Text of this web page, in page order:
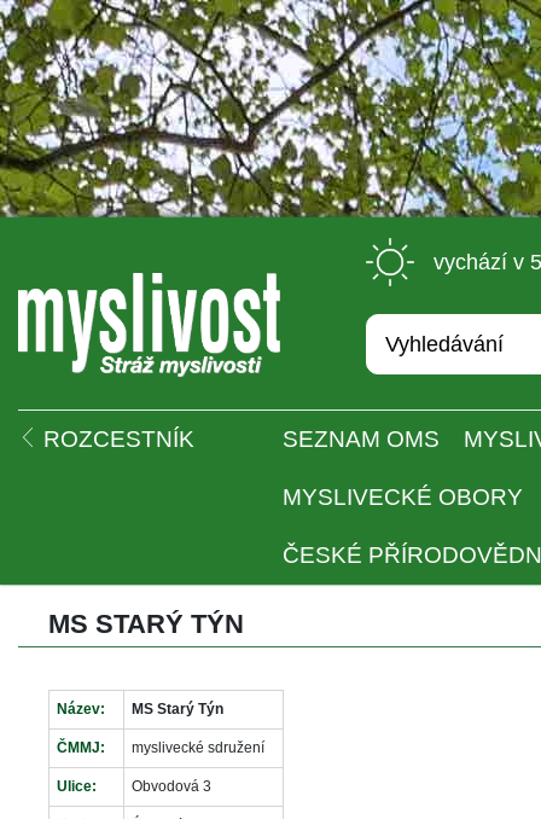
vychází v
ROZCESTNÍK SEZNAM OMS
MYSLIVECKÉ OBORY
ČESKÉ
MS STARÝ TÝN
Název: MS Starý Týn
ČMMJ: myslivecké sdružení
Ulice: Obvodová 3